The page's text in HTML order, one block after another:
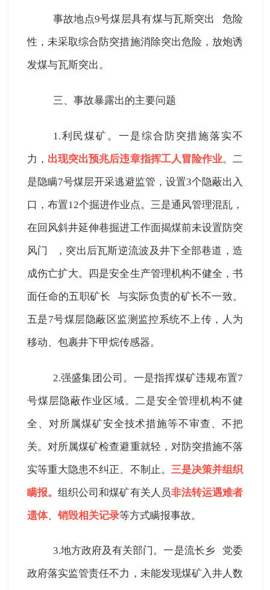
事故地点9号煤层具有煤与瓦斯突出
危险
性，未采取综合防突措施消除突出危险，放炮诱
发煤与瓦斯突出。
三、事故暴露出的主要问题
1.利民煤矿。一是综合防突措施落实不
力， 出现突出预兆后违章指挥工人冒险作业。二
是隐瞒7号煤层开采逃避监管，设置3个隐蔽出入
口，布置12个掘进作业点。三是通风管理混乱，
在回风斜井延伸巷掘进工作面揭煤前未设置防突
风门
，突出后瓦斯逆流波及井下全部巷道，造
成伤亡扩大。四是安全生产管理机构不健全，书
面任命的五职矿长
与实际负责的矿长不一致。
五是7号煤层隐蔽区监测监控系统不上传，人为
移动、包裹井下甲烷传感器。
2.强盛集团公司。一是指挥煤矿违规布置7
号煤层隐蔽作业区域。二是安全管理机构不健
全、对所属煤矿安全技术措施等不审查、不把
关。对所属煤矿检查避重就轻，对防突措施不落
实等重大隐患不纠正、不制止。 三是决策并组织
瞒报。组织公司和煤矿有关人员非法转运遇难者
遗体、 销毁相关记录等方式瞒报事故。
3.地方政府及有关部门。一是流长乡
党委
政府落实监管责任不力，未能发现煤矿入井人数